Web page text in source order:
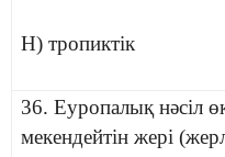
H) тропиктік
36. Еуропалық нәсіл
мекендейтін жері